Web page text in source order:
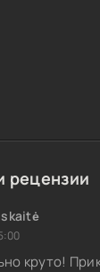
рецензии
круто!